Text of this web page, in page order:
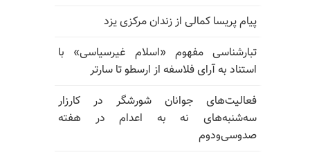
پیام پریسا کمالی از زندان مرکزی یزد
تبارشناسی مفهوم «اسلام غیرسیاسی» با
استناد به آرای فلاسفه از ارسطو تا سارتر
فعالیت‌های جوانان شورشگر در کارزار
سه‌شنبه‌های نه به اعدام در هفته
صدوسی‌و‌دوم